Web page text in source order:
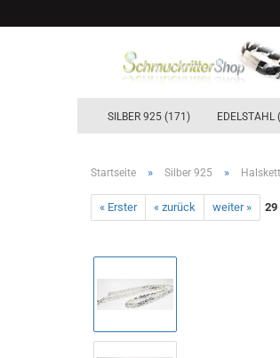
SILBER 925 (171) EDELSTAHL
Startseite » Silber 925 »
« Erster « zurück weiter » 29